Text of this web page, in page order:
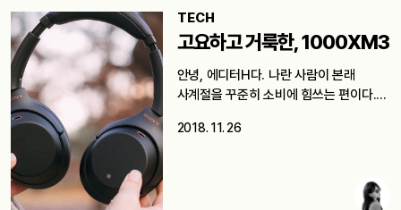
TECH
고요하고 거룩한, 1000XM3
안녕, 에디터H다. 나란 사람이 본래
사계절을 꾸준히 소비에 힘쓰는 편이다.…
2018. 11. 26